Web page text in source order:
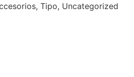
, Tipo, Uncategorized